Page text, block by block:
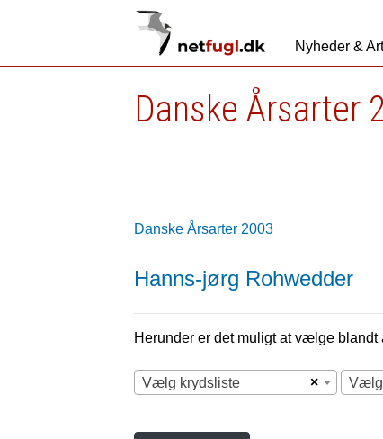
Nyheder &
Danske Årsarter
Danske Årsarter 2003
Hanns-jørg Rohwedder
Herunder er det muligt at vælge blandt
×
Vælg krydsliste Vælg